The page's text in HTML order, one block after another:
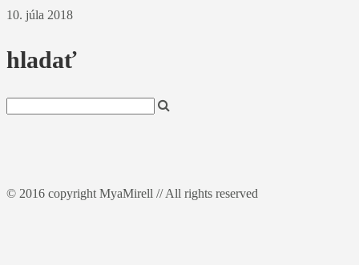
10. júla 2018
hladať
© 2016 copyright MyaMirell // All rights reserved